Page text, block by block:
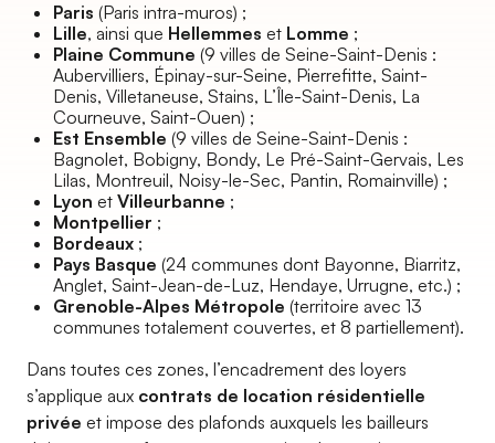
Paris (Paris intra-muros) ;
Lille, ainsi que Hellemmes et Lomme ;
Plaine Commune (9 villes de Seine-Saint-Denis :
Aubervilliers, Épinay-sur-Seine, Pierrefitte, Saint-
Denis, Villetaneuse, Stains, L’Île-Saint-Denis, La
Courneuve, Saint-Ouen) ;
Est Ensemble (9 villes de Seine-Saint-Denis :
Bagnolet, Bobigny, Bondy, Le Pré-Saint-Gervais, Les
Lilas, Montreuil, Noisy-le-Sec, Pantin, Romainville) ;
Lyon et Villeurbanne ;
Montpellier ;
Bordeaux ;
Pays Basque (24 communes dont Bayonne, Biarritz,
Anglet, Saint-Jean-de-Luz, Hendaye, Urrugne, etc.) ;
Grenoble-Alpes Métropole (territoire avec 13
communes totalement couvertes, et 8 partiellement).
Dans toutes ces zones, l’encadrement des loyers
s’applique aux contrats de location résidentielle
privée et impose des plafonds auxquels les bailleurs